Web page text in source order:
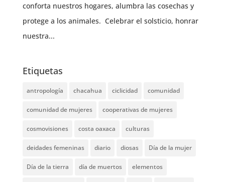
conforta nuestros hogares, alumbra las cosechas y
protege a los animales. Celebrar el solsticio, honrar
nuestra...
Etiquetas
antropología chacahua ciclicidad comunidad
comunidad de mujeres cooperativas de mujeres
cosmovisiones costa oaxaca culturas
deidades femeninas diario diosas Día de la mujer
Día de la tierra día de muertos elementos